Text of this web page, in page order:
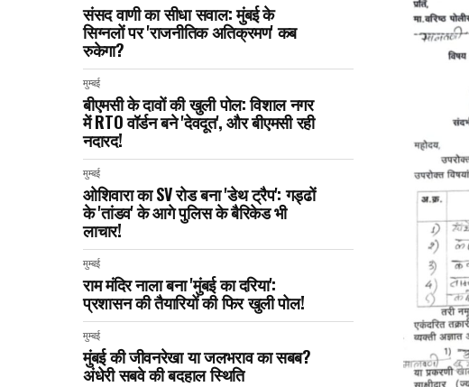
संसद वाणी का सीधा सवाल: मुंबई के
सिग्नलों पर 'राजनीतिक अतिक्रमण' कब
रुकेगा?
मुम्बई
बीएमसी के दावों की खुली पोल: विशाल नगर
में RTO वॉर्डन बने 'देवदूत', और बीएमसी रही
नदारद!
मुम्बई
ओशिवारा का SV रोड बना 'डेथ ट्रैप': गड्ढों
के 'तांडव' के आगे पुलिस के बैरिकेड भी
लाचार!
मुम्बई
राम मंदिर नाला बना 'मुंबई का दरिया':
प्रशासन की तैयारियों की फिर खुली पोल!
मुम्बई
मुंबई की जीवनरेखा या जलभराव का सबब?
अंधेरी सबवे की बदहाल स्थिति